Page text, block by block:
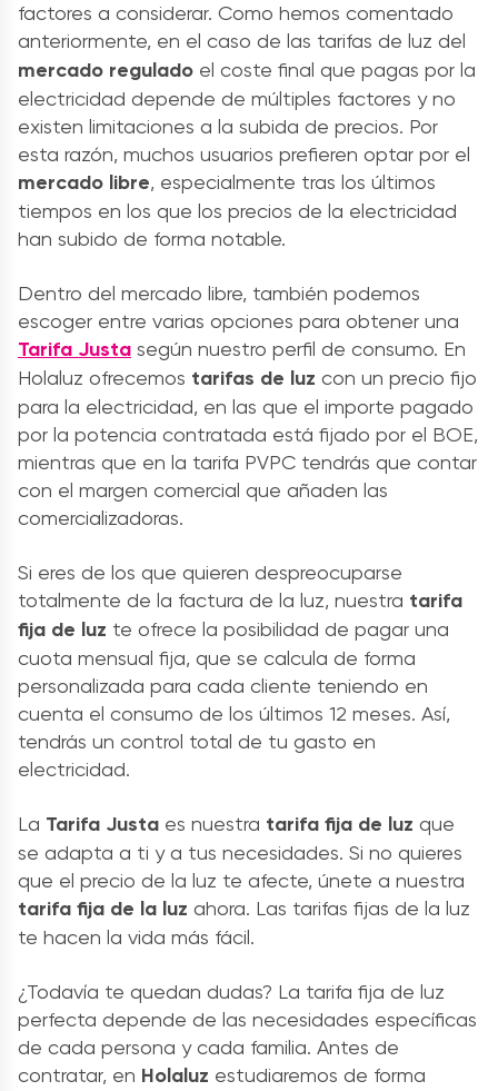
factores a considerar. Como hemos comentado
anteriormente, en el caso de las tarifas de luz del
mercado regulado el coste final que pagas por la
electricidad depende de múltiples factores y no
existen limitaciones a la subida de precios. Por
esta razón, muchos usuarios prefieren optar por el
mercado libre, especialmente tras los últimos
tiempos en los que los precios de la electricidad
han subido de forma notable.
Dentro del mercado libre, también podemos
escoger entre varias opciones para obtener una
Tarifa Justa según nuestro perfil de consumo. En
Holaluz ofrecemos tarifas de luz con un precio fijo
para la electricidad, en las que el importe pagado
por la potencia contratada está fijado por el BOE,
mientras que en la tarifa PVPC tendrás que contar
con el margen comercial que añaden las
comercializadoras.
Si eres de los que quieren despreocuparse
totalmente de la factura de la luz, nuestra tarifa
fija de luz te ofrece la posibilidad de pagar una
cuota mensual fija, que se calcula de forma
personalizada para cada cliente teniendo en
cuenta el consumo de los últimos 12 meses. Así,
tendrás un control total de tu gasto en
electricidad.
La Tarifa Justa es nuestra tarifa fija de luz que
se adapta a ti y a tus necesidades. Si no quieres
que el precio de la luz te afecte, únete a nuestra
tarifa fija de la luz ahora. Las tarifas fijas de la luz
te hacen la vida más fácil.
¿Todavía te quedan dudas? La tarifa fija de luz
perfecta depende de las necesidades específicas
de cada persona y cada familia. Antes de
contratar, en Holaluz estudiaremos de forma